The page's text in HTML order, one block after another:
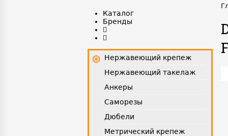
Каталог
Бренды
Нержавеющий крепеж
Нержавеющий такелаж
Анкеры
Саморезы
Дюбели
Метрический крепеж